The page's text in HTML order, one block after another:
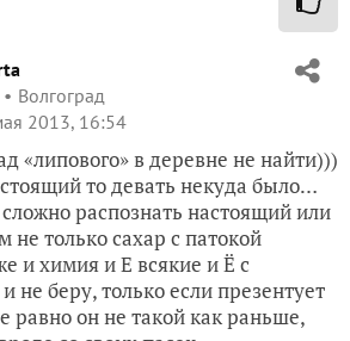
Волгоград
2013, 16:54
«липового» в деревне не найти)))
то девать некуда было…
распознать настоящий или
только сахар с патокой
и химия и Е всякие и Ё с
не беру, только если презентует
равно он не такой как раньше,